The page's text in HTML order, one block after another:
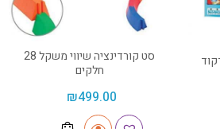
סט קורדינציה שיווי משקל 28
חלקים
₪499.00